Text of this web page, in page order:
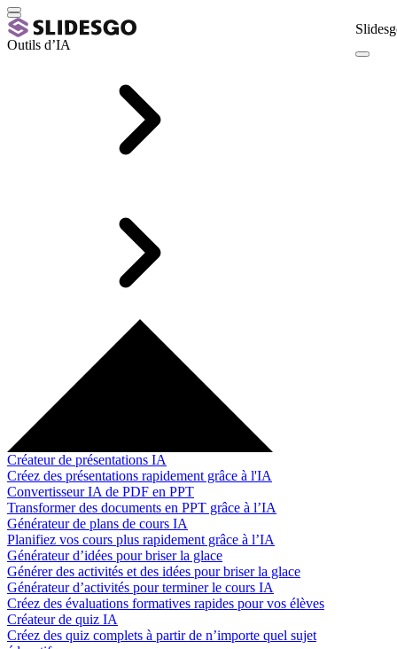
Outils d’IA
Créateur de présentations IA
Créez des présentations rapidement grâce à l'IA
Convertisseur IA de PDF en PPT
Transformer des documents en PPT grâce à l’IA
Générateur de plans de cours IA
Planifiez vos cours plus rapidement grâce à l’IA
Générateur d’idées pour briser la glace
Générer des activités et des idées pour briser la glace
Générateur d’activités pour terminer le cours IA
Créez des évaluations formatives rapides pour vos élèves
Créateur de quiz IA
Créez des quiz complets à partir de n’importe quel sujet